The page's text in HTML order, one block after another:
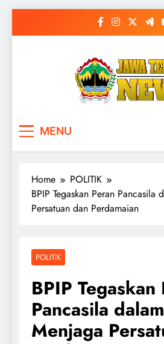
MENU
Home
POLITIK
BPIP Tegaskan Peran Pancasila
Persatuan dan Perdamaian
POLITIK
BPIP Tegaskan
Pancasila dalam
Menjaga